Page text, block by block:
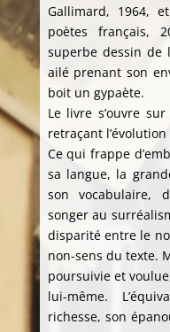
Gallimard, 1964, et
poètes français,
superbe dessin de
ailé prenant son
boit un gypaète.
Le livre s’ouvre
retraçant
Ce qui frappe
sa langue, la
son vocabulaire,
songer au
disparité entre le
non-sens du texte.
poursuivie et
lui-même.
richesse, son